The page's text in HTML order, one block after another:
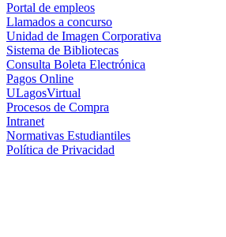
Portal de empleos
Llamados a concurso
Unidad de Imagen Corporativa
Sistema de Bibliotecas
Consulta Boleta Electrónica
Pagos Online
ULagosVirtual
Procesos de Compra
Intranet
Normativas Estudiantiles
Política de Privacidad